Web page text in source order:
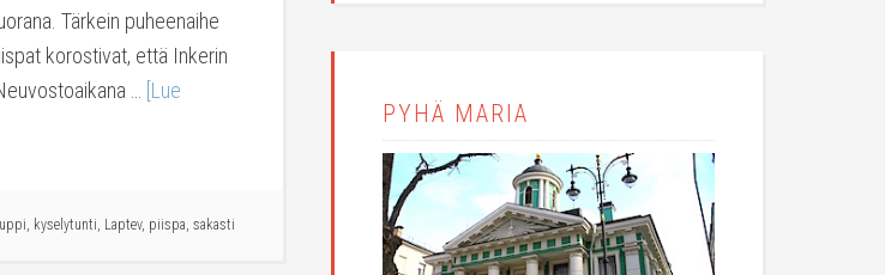
Tärkein puheenaihe
korostivat, että Inkerin
…
[Lue
, kyselytunti, Laptev, piispa, sakasti
PYHÄ MARIA